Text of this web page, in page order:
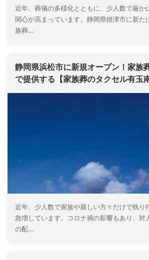
近年、葬儀の多様化とともに、少人数で厳か
関心が高まっています。静岡県焼津市に新た
族葬...
静岡県浜松市に新規オープン！家族
で提供する【家族葬のタクセル有玉
近年、少人数で家族や親しい方々だけで執り
急増しています。コロナ禍の影響もあり、対
の配...